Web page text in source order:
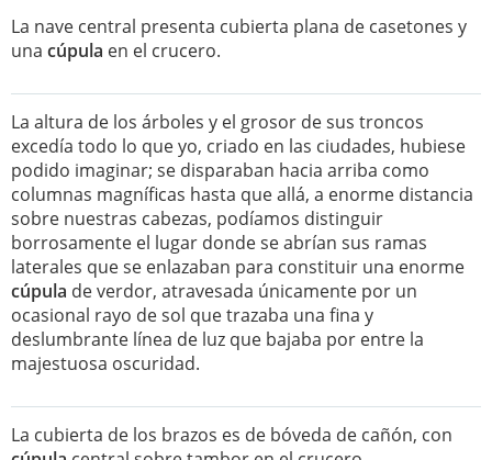
La nave central presenta cubierta plana de casetones y
una cúpula en el crucero.
La altura de los árboles y el grosor de sus troncos
excedía todo lo que yo, criado en las ciudades, hubiese
podido imaginar; se disparaban hacia arriba como
columnas magníficas hasta que allá, a enorme distancia
sobre nuestras cabezas, podíamos distinguir
borrosamente el lugar donde se abrían sus ramas
laterales que se enlazaban para constituir una enorme
cúpula de verdor, atravesada únicamente por un
ocasional rayo de sol que trazaba una fina y
deslumbrante línea de luz que bajaba por entre la
majestuosa oscuridad.
La cubierta de los brazos es de bóveda de cañón, con